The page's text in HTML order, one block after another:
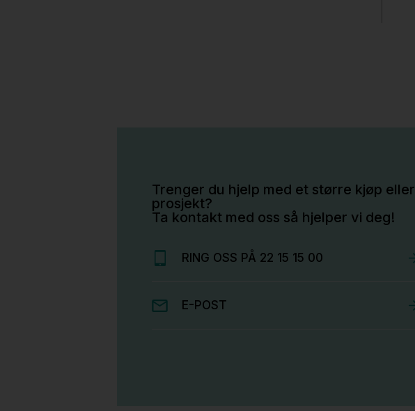
Trenger du hjelp med et større kjøp eller
prosjekt?
Ta kontakt med oss så hjelper vi deg!
RING OSS PÅ 22 15 15 00
E-POST